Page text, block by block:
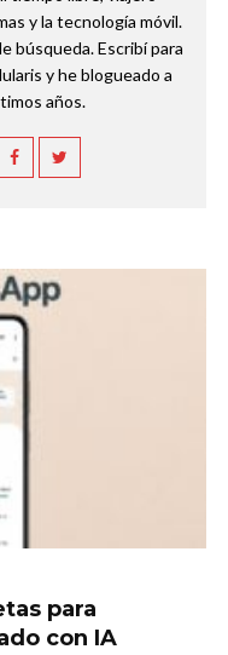
y la tecnología móvil.
búsqueda. Escribí para
y he blogueado a
años.
para
con IA